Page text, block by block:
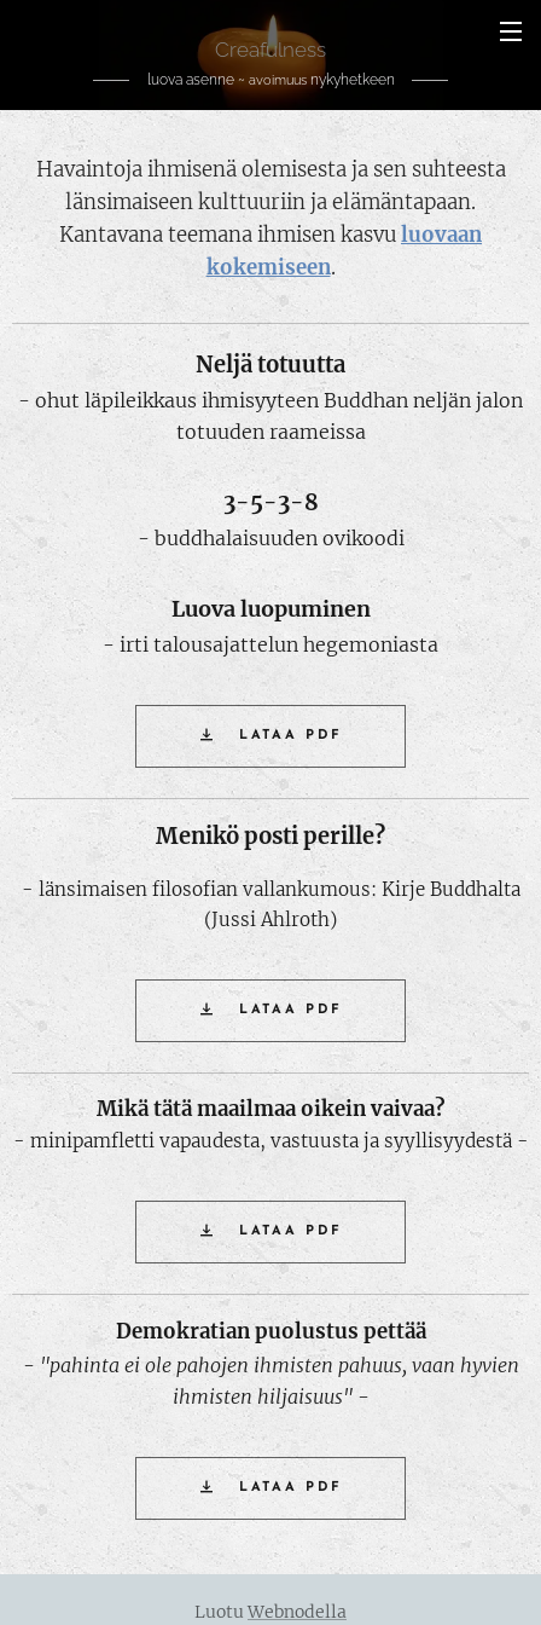
Creafulness
luova asenne ~ avoimuusnykyhetkeen
Havaintoja ihmisenä olemisesta ja sen suhteesta
länsimaiseen kulttuuriin ja elämäntapaan.
Kantavana teemana ihmisen kasvuluovaan
kokemiseen.
Neljä totuutta
- ohut läpileikkaus ihmisyyteen Buddhan neljän jalon
totuuden raameissa
3-5-3-8
- buddhalaisuuden ovikoodi
Luova luopuminen
- irti talousajattelun hegemoniasta
LATAA PDF
Menikö posti perille?
- länsimaisen filosofian vallankumous: Kirje Buddhalta
(Jussi Ahlroth)
LATAA PDF
Mikä tätä maailmaa oikein vaivaa?
- minipamfletti vapaudesta, vastuusta ja syyllisyydestä -
LATAA PDF
Demokratian puolustus pettää
- "pahinta ei ole pahojen ihmisten pahuus, vaan hyvien
ihmisten hiljaisuus"-
LATAA PDF
Luotu Webnodella